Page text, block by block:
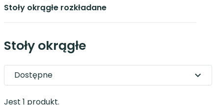
Stoły okrągłe rozkładane
Stoły okrągłe
Jest 1 produkt.
Dostępne expand_more